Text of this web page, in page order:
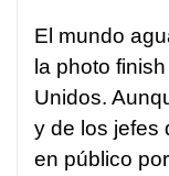
El mundo
la photo
Unidos.
y de los jefes
en público